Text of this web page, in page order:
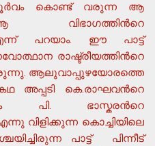
കൊണ്ട് വരുന്ന ആ
എന്ന് പറയാം. ഈ പാട്ട്
രാഷ്ട്രീയത്തിന്‍റെ
ആലുവാപ്പുഴയോരത്തെ
കഥ അപ്പടി കെ.രാഘവന്‍റെ
പി. ഭാസ്കരന്‍റെ
വിളിക്കുന്ന കൊച്ചിയിലെ
പാട്ട് പിന്നീട്